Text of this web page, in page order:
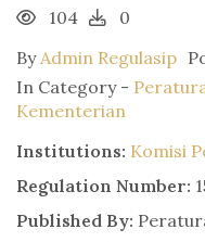
104
0
ByAdmin Regulasip
In Category -
Kementerian
Institutions: Komisi
Regulation Number:
Published By: